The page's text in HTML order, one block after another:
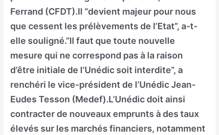
Ferrand (CFDT).Il “devient majeur pour nous
que cessent les prélèvements de l’Etat”, a-t-
elle souligné.”Il faut que toute nouvelle
mesure qui ne correspond pas à la raison
d’être initiale de l’Unédic soit interdite”, a
renchéri le vice-président de l’Unédic Jean-
Eudes Tesson (Medef).L’Unédic doit ainsi
contracter de nouveaux emprunts à des taux
élevés sur les marchés financiers, notamment